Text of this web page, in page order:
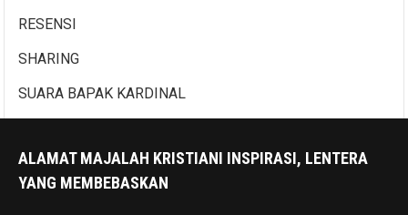
RESENSI
SHARING
SUARA BAPAK KARDINAL
ALAMAT MAJALAH KRISTIANI INSPIRASI, LENTERA
YANG MEMBEBASKAN